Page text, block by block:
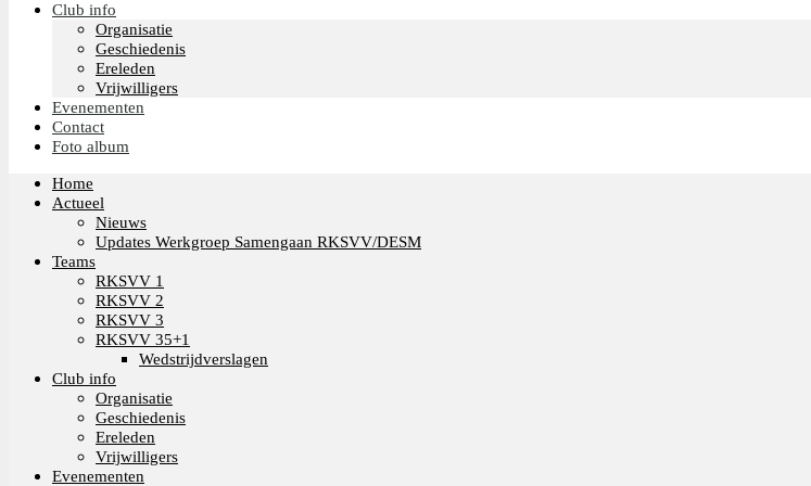
Club info
Organisatie
Geschiedenis
Ereleden
Vrijwilligers
Evenementen
Contact
Foto album
Home
Actueel
Nieuws
Updates Werkgroep Samengaan RKSVV/DESM
Teams
RKSVV 1
RKSVV 2
RKSVV 3
RKSVV 35+1
Wedstrijdverslagen
Club info
Organisatie
Geschiedenis
Ereleden
Vrijwilligers
Evenementen